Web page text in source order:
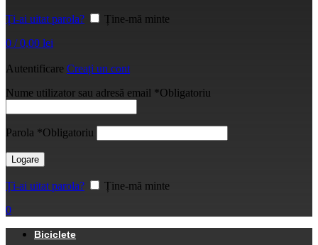
Ți-ai uitat parola?
Ține-mă minte
0 / 0,00 lei
Autentificare Creați un cont
Nume utilizator sau adresă email *Obligatoriu
Parola *Obligatoriu
Logare
Ți-ai uitat parola?
Ține-mă minte
0
Biciclete